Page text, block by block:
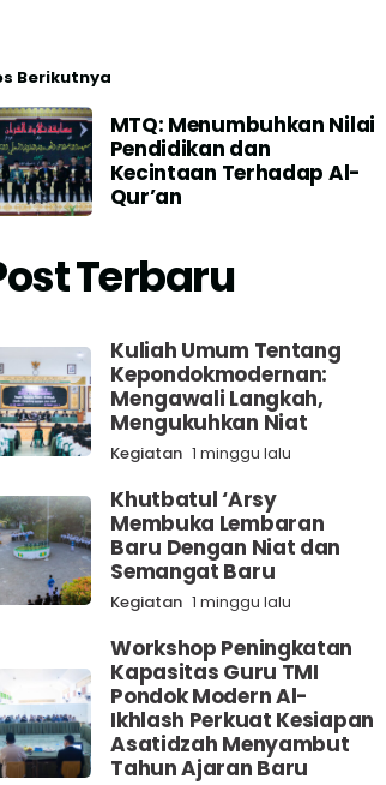
Berikutnya
MTQ: Menumbuhkan Nilai
Pendidikan dan
Kecintaan Terhadap Al-
Qur’an
Terbaru
Kuliah Umum Tentang
Kepondokmodernan:
Mengawali Langkah,
Mengukuhkan Niat
Kegiatan 1 minggu lalu
Khutbatul ‘Arsy
Membuka Lembaran
Baru Dengan Niat dan
Semangat Baru
Kegiatan 1 minggu lalu
Workshop Peningkatan
Kapasitas Guru TMI
Pondok Modern Al-
Ikhlash Perkuat Kesiapan
Asatidzah Menyambut
Tahun Ajaran Baru